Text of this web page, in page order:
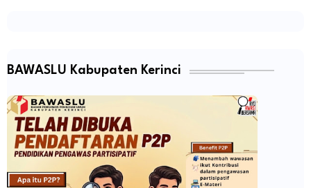
BAWASLU Kabupaten Kerinci